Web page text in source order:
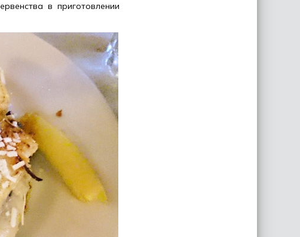
в приготовлении